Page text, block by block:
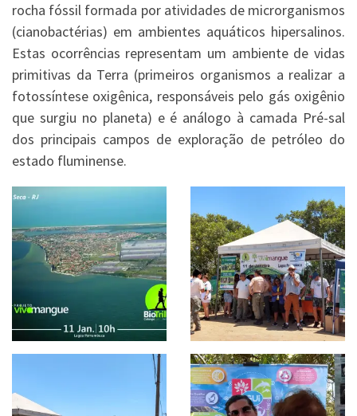
rocha fóssil formada por atividades de microrganismos
(cianobactérias) em ambientes aquáticos hipersalinos.
Estas ocorrências representam um ambiente de vidas
primitivas da Terra (primeiros organismos a realizar a
fotossíntese oxigênica, responsáveis pelo gás oxigênio
que surgiu no planeta) e é análogo à camada Pré-sal
dos principais campos de exploração de petróleo do
estado fluminense.